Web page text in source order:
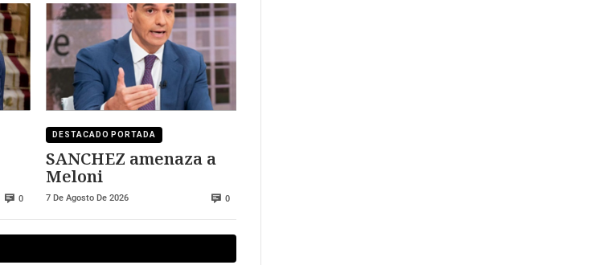
0
DESTACADO PORTADA
SANCHEZ amenaza a
Meloni
7 De Agosto De 2026 0